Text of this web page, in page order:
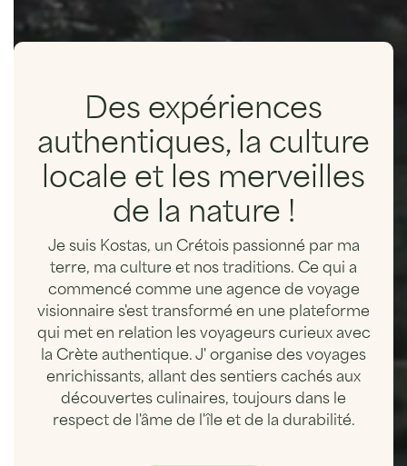
En savoir plus
Des expériences
authentiques, la culture
locale et les merveilles
de la nature !
Je suis Kostas, un Crétois passionné par ma
terre, ma culture et nos traditions. Ce qui a
commencé comme une agence de voyage
visionnaire s'est transformé en une plateforme
qui met en relation les voyageurs curieux avec
la Crète authentique. J' organise des voyages
enrichissants, allant des sentiers cachés aux
découvertes culinaires, toujours dans le
respect de l'âme de l'île et de la durabilité.